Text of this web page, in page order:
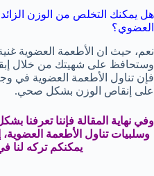
هل يمكنك التخلص من الوزن
العضوي؟
نعم، حيث ان الأطعمة العضوية غنية
وستحافظ على شهيتك من خلال
فإن تناول الأطعمة العضوية في
على إنقاص الوزن بشكل صحي.
وفي نهاية المقالة فإننا تعرفنا
وسلبيات تناول الأطعمة
يمكنكم تركه لنا